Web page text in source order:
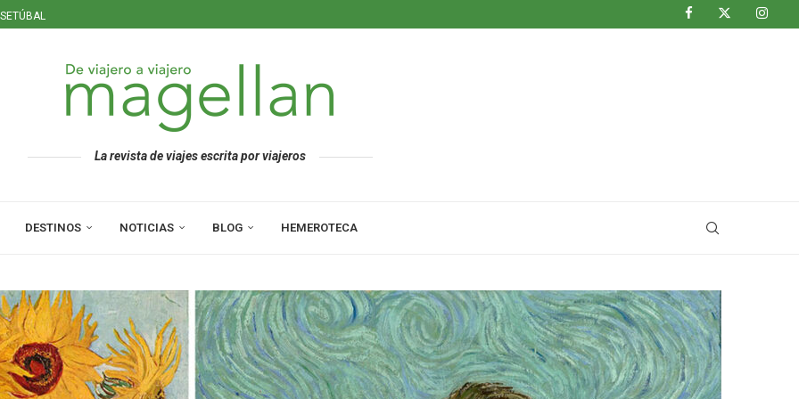
La revista de viajes escrita por viajeros
DESTINOS NOTICIAS BLOG HEMEROTECA